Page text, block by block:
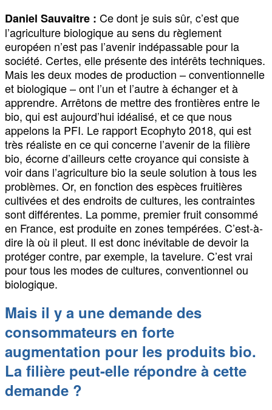
Daniel Sauvaitre : Ce dont je suis sûr, c’est que
l’agriculture biologique au sens du règlement
européen n’est pas l’avenir indépassable pour la
société. Certes, elle présente des intérêts techniques.
Mais les deux modes de production – conventionnelle
et biologique – ont l’un et l’autre à échanger et à
apprendre. Arrêtons de mettre des frontières entre le
bio, qui est aujourd’hui idéalisé, et ce que nous
appelons la PFI. Le rapport Ecophyto 2018, qui est
très réaliste en ce qui concerne l’avenir de la filière
bio, écorne d’ailleurs cette croyance qui consiste à
voir dans l’agriculture bio la seule solution à tous les
problèmes. Or, en fonction des espèces fruitières
cultivées et des endroits de cultures, les contraintes
sont différentes. La pomme, premier fruit consommé
en France, est produite en zones tempérées. C’est-à-
dire là où il pleut. Il est donc inévitable de devoir la
protéger contre, par exemple, la tavelure. C’est vrai
pour tous les modes de cultures, conventionnel ou
biologique.
Mais il y a une demande des
consommateurs en forte
augmentation pour les produits bio.
La filière peut-elle répondre à cette
demande ?